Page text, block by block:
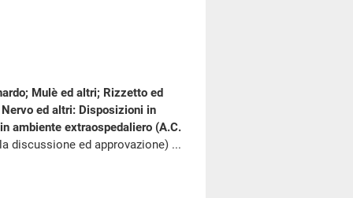
Mulè ed altri; Rizzetto ed
ed altri: Disposizioni in
ambiente extraospedaliero (A.C.
discussione ed approvazione) ...